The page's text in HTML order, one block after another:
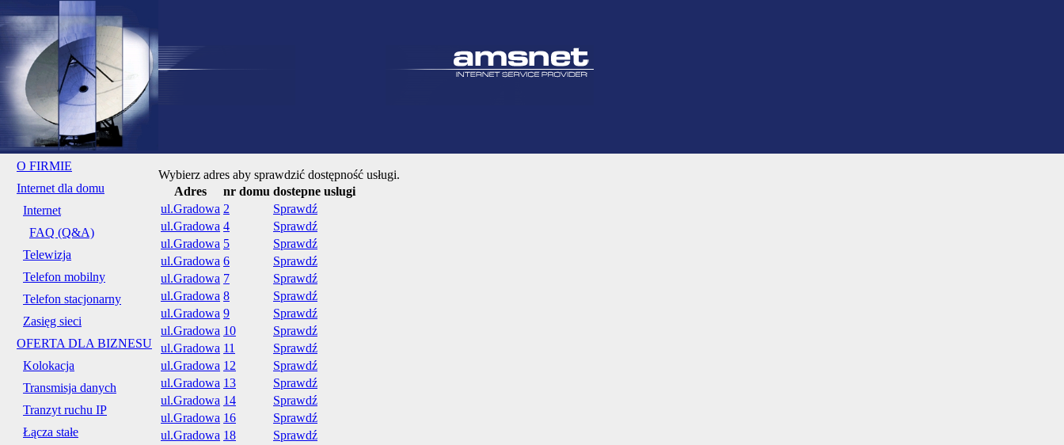
O FIRMIE
Internet dla domu
Internet
FAQ (Q&A)
Telewizja
Telefon mobilny
Telefon stacjonarny
Zasięg sieci
OFERTA DLA BIZNESU
Kolokacja
Transmisja danych
Tranzyt ruchu IP
Łącza stałe
Wybierz adres aby sprawdzić dostępność usługi.
Adres
nr domu dostepne uslugi
ul.Gradowa 2
Sprawdź
ul.Gradowa 4
Sprawdź
ul.Gradowa 5
Sprawdź
ul.Gradowa 6
Sprawdź
ul.Gradowa 7
Sprawdź
ul.Gradowa 8
Sprawdź
ul.Gradowa 9
Sprawdź
ul.Gradowa 10
Sprawdź
ul.Gradowa 11
Sprawdź
ul.Gradowa 12
Sprawdź
ul.Gradowa 13
Sprawdź
ul.Gradowa 14
Sprawdź
ul.Gradowa 16
Sprawdź
ul.Gradowa 18
Sprawdź